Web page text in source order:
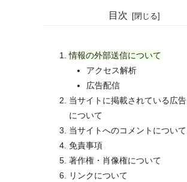
目次
情報の外部送信について
アクセス解析
広告配信
当サイトに掲載されている広告
について
当サイトへのコメントについて
免責事項
著作権・肖像権について
リンクについて